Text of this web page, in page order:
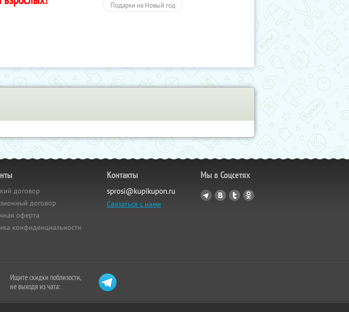
Подарки на Новый год
договор
договор
оферта
конфиденциальности
Контакты
sprosi@kupikupon.ru
Связаться с нами
Мы в Соцсетях
Ищите скидки поблизости,
не выходя из чата: